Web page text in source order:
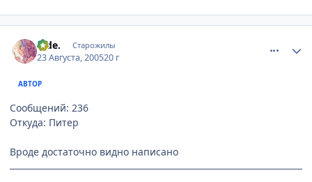
hide. Старожилы
23 Августа, 200520 г
АВТОР
Сообщений: 236
Откуда: Питер
Вроде достаточно видно написано